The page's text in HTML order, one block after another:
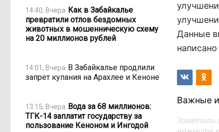
14:40, Вчера Как в Забайкалье
превратили отлов бездомных
животных в мошенническую схему
на 20 миллионов рублей
14:01, Вчера В Забайкалье продлили
запрет купания на Арахлее и Кеноне
13:15, Вчера Вода за 68 миллионов:
ТГК-14 заплатит государству за
пользование Кеноном и Ингодой
Данные
Важные
Заметили